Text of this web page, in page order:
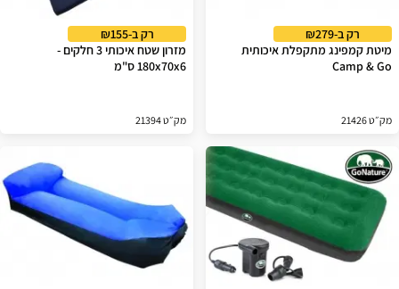
רק ב-₪279
מיטת קמפינג מתקפלת איכותית
Camp & Go
מק״ט 21426
רק ב-₪155
מזרון שטח איכותי 3 חלקים -
180x70x6 ס"מ
מק״ט 21394